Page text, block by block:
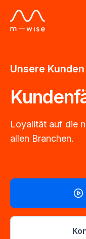
Unsere Kunden
Loyalität auf die
allen Branchen.